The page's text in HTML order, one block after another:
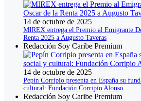
14 de octubre de 2025
MIREX entrega el Premio al Emigrante
Renta 2025 a Augusto Taveras
Redacción Soy Caribe Premium
14 de octubre de 2025
Pepín Corripio presenta en España su
cultural: Fundación Corripio Alonso
Redacción Soy Caribe Premium